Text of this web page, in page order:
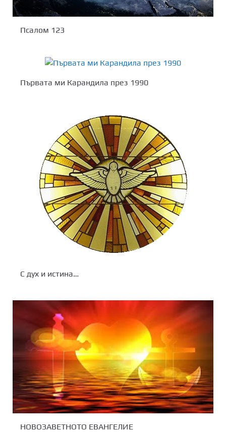
Псалом 123
Първата ми Карандила през 1990
С дух и истина…
НОВОЗАВЕТНОТО ЕВАНГЕЛИЕ